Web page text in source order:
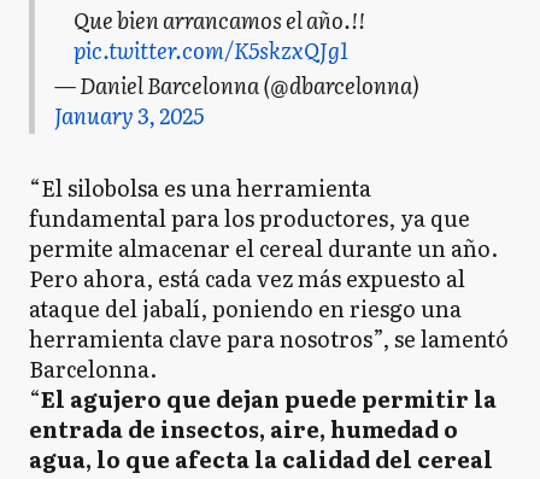
Que bien arrancamos el año.!!
pic.twitter.com/K5skzxQJg1
— Daniel Barcelonna (@dbarcelonna)
January 3, 2025
“El silobolsa es una herramienta
fundamental para los productores, ya que
permite almacenar el cereal durante un año.
Pero ahora, está cada vez más expuesto al
ataque del jabalí, poniendo en riesgo una
herramienta clave para nosotros”, se lamentó
Barcelonna.
“El agujero que dejan puede permitir la
entrada de insectos, aire, humedad o
agua, lo que afecta la calidad del cereal